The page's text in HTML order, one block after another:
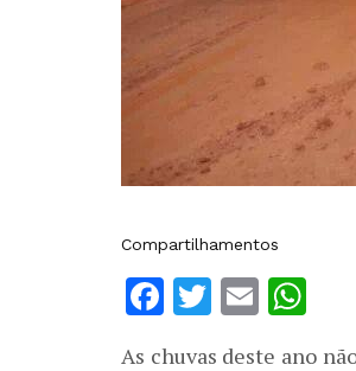
Compartilhamentos
Facebook
Twitter
Email
As chuvas deste ano